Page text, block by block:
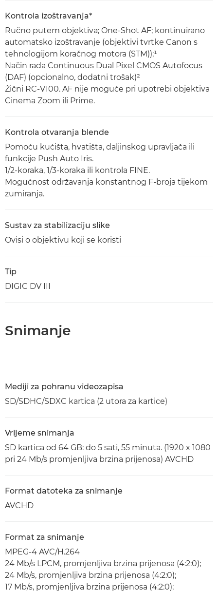
Kontrola izoštravanja*
Ručno putem objektiva; One-Shot AF; kontinuirano
automatsko izoštravanje (objektivi tvrtke Canon s
tehnologijom koračnog motora (STM));¹
Način rada Continuous Dual Pixel CMOS Autofocus
(DAF) (opcionalno, dodatni trošak)²
Žični RC-V100. AF nije moguće pri upotrebi objektiva
Cinema Zoom ili Prime.
Kontrola otvaranja blende
Pomoću kućišta, hvatišta, daljinskog upravljača ili
funkcije Push Auto Iris.
1/2-koraka, 1/3-koraka ili kontrola FINE.
Mogućnost održavanja konstantnog F-broja tijekom
zumiranja.
Sustav za stabilizaciju slike
Ovisi o objektivu koji se koristi
Tip
DIGIC DV III
Snimanje
Mediji za pohranu videozapisa
SD/SDHC/SDXC kartica (2 utora za kartice)
Vrijeme snimanja
SD kartica od 64 GB: do 5 sati, 55 minuta. (1920 x 1080
pri 24 Mb/s promjenljiva brzina prijenosa) AVCHD
Format datoteka za snimanje
AVCHD
Format za snimanje
MPEG-4 AVC/H.264
24 Mb/s LPCM, promjenljiva brzina prijenosa (4:2:0);
24 Mb/s, promjenljiva brzina prijenosa (4:2:0);
17 Mb/s, promjenljiva brzina prijenosa (4:2:0);